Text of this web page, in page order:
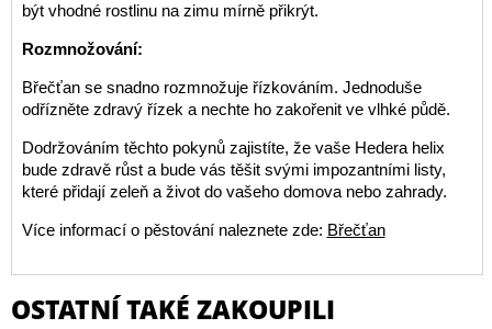
být vhodné rostlinu na zimu mírně přikrýt.
Rozmnožování:
Břečťan se snadno rozmnožuje řízkováním. Jednoduše
odřízněte zdravý řízek a nechte ho zakořenit ve vlhké půdě.
Dodržováním těchto pokynů zajistíte, že vaše Hedera helix
bude zdravě růst a bude vás těšit svými impozantními listy,
které přidají zeleň a život do vašeho domova nebo zahrady.
Více informací o pěstování naleznete zde: Břečťan
OSTATNÍ TAKÉ ZAKOUPILI